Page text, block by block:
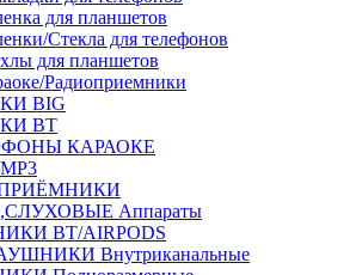
для планшетов
Стекла для телефонов
для планшетов
Радиоприемники
BIG
BT
КАРАОКЕ
Аппараты
BT/AIRPODS
Внутриканальные